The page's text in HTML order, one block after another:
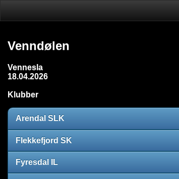
Venndølen
Vennesla
18.04.2026
Klubber
Arendal SLK
Flekkefjord SK
Fyresdal IL